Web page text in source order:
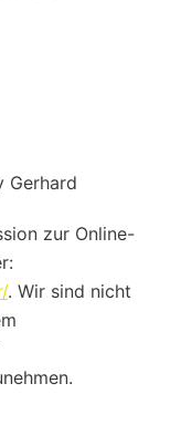
Gerhard
zur Online-
. Wir sind nicht